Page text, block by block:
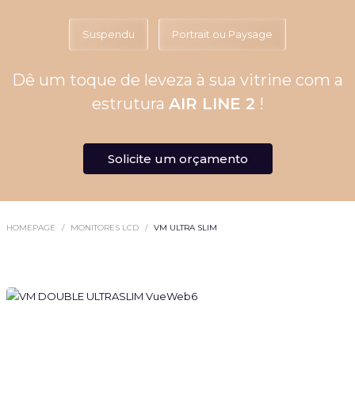
Suspendu Portrait ou Paysage
Dê um toque de leveza à sua vitrine com a
estrutura AIR LINE 2 !
Solicite um orçamento
HOMEPAGE MONITORES LCD VM ULTRA SLIM